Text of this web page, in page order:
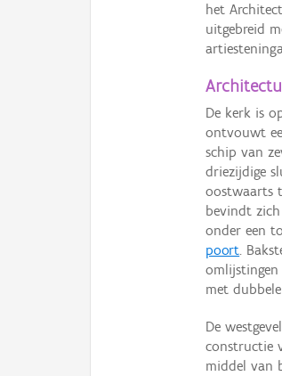
het
uitgebreid
De kerk is
ontvouwt
schip van
driezijdige
oostwaarts
bevindt
onder een
poort.
omlijstingen
met
De
constructie
middel van